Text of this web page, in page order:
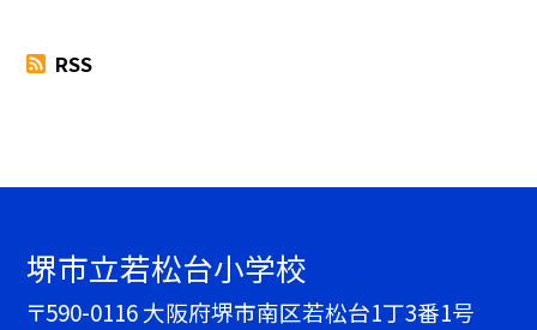
RSS
堺市立若松台小学校
〒590-0116 大阪府堺市南区若松台1丁3番1号